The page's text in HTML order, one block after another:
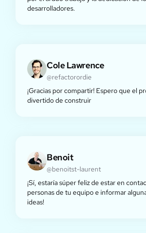
desarrolladores.
Cole Lawrence
@refactorordie
¡Gracias por compartir! Espero que el
divertido de construir
Benoit
@benoitst-laurent
¡Sí, estaría súper feliz de estar en
personas de tu equipo e informar
ideas!